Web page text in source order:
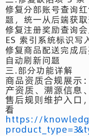
修复分部账号查询
题，统一从后端获
修复注册奖励查询
ES 索引系统标识写
修复商品配送完成
自动刷新问题
三.部分功能详解
商品资质合规展示
产资质、溯源信息
售后规则维护入口
看
https://